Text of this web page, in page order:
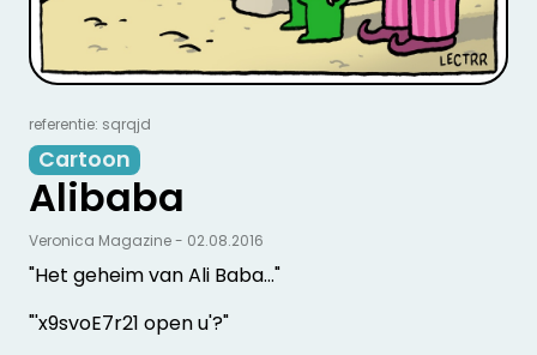
referentie: sqrqjd
Cartoon
Alibaba
"Het geheim van Ali Baba…"
"'x9svoE7r21 open u'?"
Veronica Magazine - 02.08.2016